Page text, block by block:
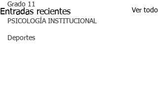
Grado 11
PSICOLOGÍA INSTITUCIONAL
Deportes
Entradas recientes Ver todo